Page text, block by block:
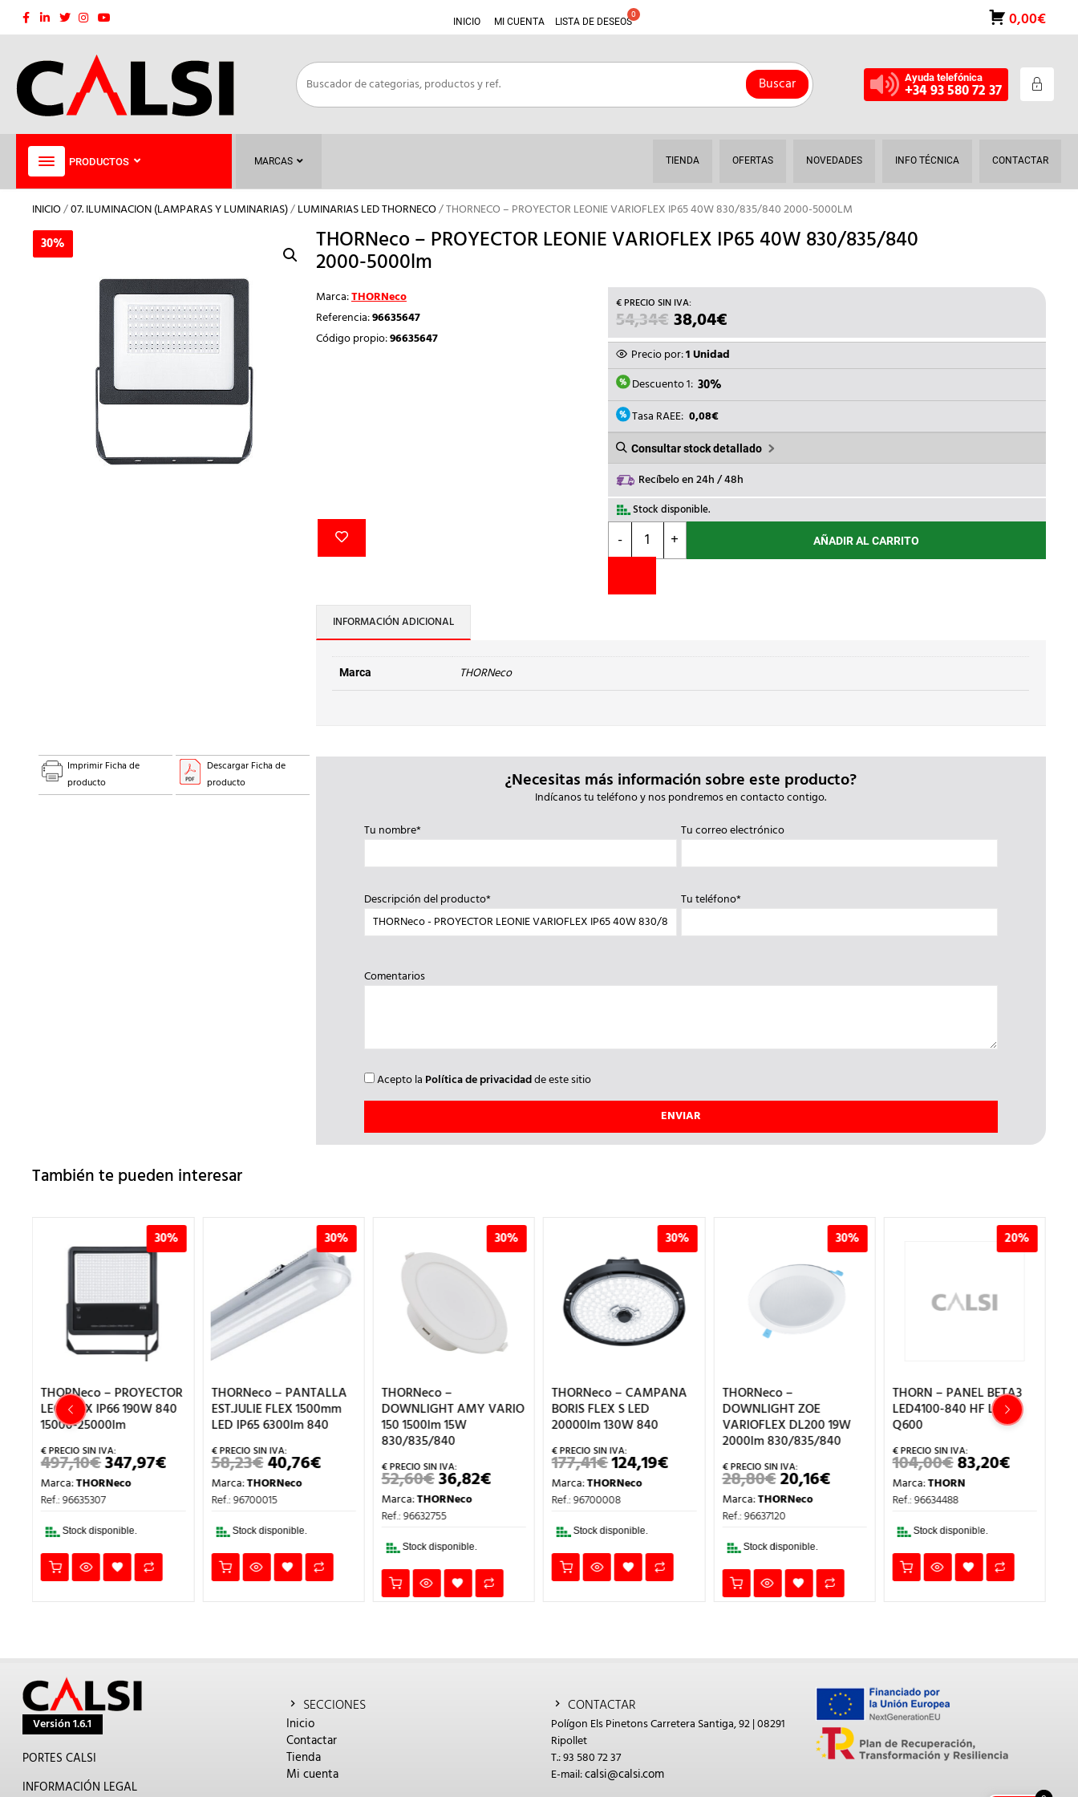
Saltar
INICIO MI CUENTA LISTA DE DESEOS 0,00€
Buscar Ayuda telefónica
+34 93 580 72 37
PRODUCTOS MARCAS TIENDA OFERTAS NOVEDADES INFO TÉCNICA CONTACTAR
INICIO/07. ILUMINACION (LAMPARAS Y LUMINARIAS)/LUMINARIAS LED THORNECO/ THORNECO – PROYECTOR LEONIE VARIOFLEX IP65 40W 830/835/840 2000-5000LM
30% THORNeco – PROYECTOR LEONIE VARIOFLEX IP65 40W 830/835/840
2000-5000lm
Marca:THORNeco
Referencia:96635647
Código propio:96635647
54,34€ EL
PRECIO
ORIGINAL
ERA:
54,34€.
38,04€EL
PRECIO
ACTUAL
ES:
Precio por:1 Unidad
Descuento 1: 30%
Tasa RAEE: 0,08€
Consultar stock detallado
Recíbelo en 24h / 48h
Stock disponible.
-
THORNeco
PROYECTOR
VARIOFLEX
+ AÑADIR AL CARRITO
INFORMACIÓN ADICIONAL
Marca THORNeco
30%
Imprimir Ficha de
producto
Descargar Ficha de
producto
¿Necesitas más información sobre este producto?
Indícanos tu teléfono y nos pondremos en contacto contigo.
Tu nombre*
Tu correo electrónico
Descripción del producto* Tu teléfono*
Comentarios
Acepto la Política de privacidadde este sitio
También te pueden interesar
30%
THORNeco – PROYECTOR
LEO FLEX IP66 190W 840
15000-25000lm
497,10€EL
PRECIO
ORIGINAL
ERA:
347,97€EL
PRECIO
ACTUAL
Marca:THORNeco
Ref.: 96635307
Stock disponible.
30%
THORNeco – PANTALLA
EST.JULIE FLEX 1500mm
LED IP65 6300lm 840
58,23€EL
PRECIO
ORIGINAL
ERA:
40,76€EL
PRECIO
Marca:THORNeco
Ref.: 96700015
Stock disponible.
30%
THORNeco –
DOWNLIGHT AMY VARIO
150 1500lm 15W
830/835/840
52,60€EL
PRECIO
ORIGINAL
ERA:
36,82€EL
PRECIO
Marca:THORNeco
Ref.: 96632755
Stock disponible.
30%
THORNeco – CAMPANA
BORIS FLEX S LED
20000lm 130W 840
177,41€EL
PRECIO
ORIGINAL
ERA:
124,19€EL
PRECIO
ACTUAL
124,19€.
Marca:THORNeco
Ref.: 96700008
Stock disponible.
30%
THORNeco –
DOWNLIGHT ZOE
VARIOFLEX DL200 19W
2000lm 830/835/840
28,80€EL
PRECIO
ORIGINAL
ERA:
20,16€EL
PRECIO
Marca:THORNeco
Ref.: 96637120
Stock disponible.
20%
THORN – PANEL BETA3
LED4100-840 HF LRQ
Q600
104,00€EL
PRECIO
ORIGINAL
ERA:
83,20€EL
PRECIO
Marca:THORN
Ref.: 96634488
Stock disponible.
Versión 1.6.1
PORTES CALSI
INFORMACIÓN LEGAL
SECCIONES
Inicio
Contactar
Tienda
Mi cuenta
CONTACTAR
Polígon Els Pinetons Carretera Santiga, 92 | 08291
Ripollet
T.: 93 580 72 37
E-mail:calsi@calsi.com